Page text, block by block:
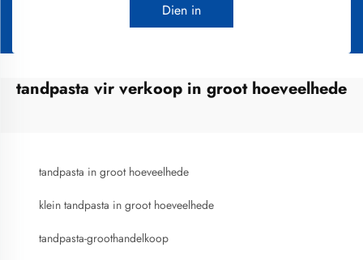
Dien in
tandpasta vir verkoop in groot hoeveelhede
tandpasta in groot hoeveelhede
klein tandpasta in groot hoeveelhede
tandpasta-groothandelkoop